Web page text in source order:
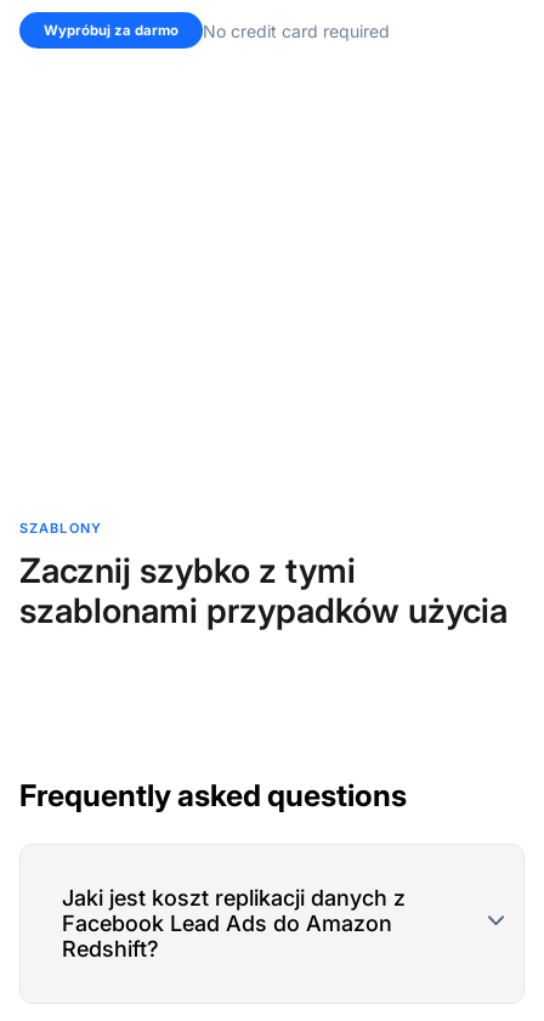
Wypróbuj za darmo No credit card required
SZABLONY
Zacznij szybko z tymi
szablonami przypadków użycia
Frequently asked questions
Jaki jest koszt replikacji danych z
Facebook Lead Ads do Amazon
Redshift?